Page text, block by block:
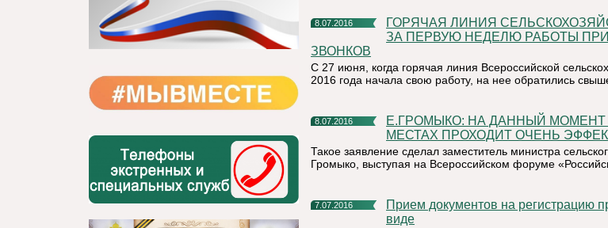
8.07.2016
ГОРЯЧАЯ ЛИНИЯ СЕЛЬСКОХОЗЯЙСТВЕННОЙ ПЕРЕПИСИ
ЗА ПЕРВУЮ НЕДЕЛЮ РАБОТЫ
ЗВОНКОВ
С 27 июня, когда горячая линия Всероссийской
2016 года начала свою работу, на нее обратились
8.07.2016
Е.ГРОМЫКО: НА ДАННЫЙ МОМЕНТ ПЕРЕПИСЬ НА
МЕСТАХ ПРОХОДИТ ОЧЕНЬ
Такое заявление сделал заместитель министра
Громыко, выступая на Всероссийском форуме
7.07.2016
Прием документов на регистрацию прав в электронном
виде